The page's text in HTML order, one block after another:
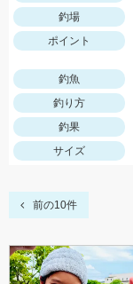
釣場
ポイント
釣魚
釣り方
釣果
サイズ
前の10件